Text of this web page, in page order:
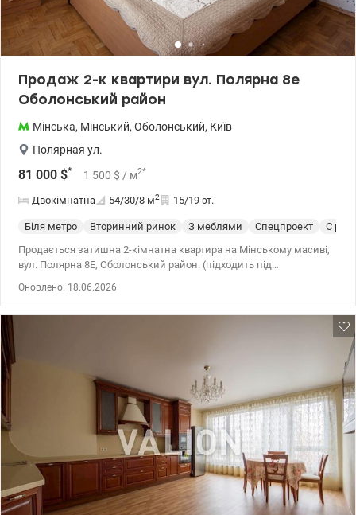
виглядом. Sport&Leisure: Сучасний фітнес-центр, власний
кінотеатр та дитяча кімната. Business& Service: Конференц-зал,
пральня та професійний консьєрж-сервіс 24/7. Obolon
Residences - це не просто нерухомість, це закрита екосистема
Валентина 0977893310 valion.ua/1152844
Продаж 2-к квартири вул. Полярна 8е
Оболонський район
Мінська, Мінський, Оболонський, Київ
Полярная ул.
81 000 $* 1 500 $ / м2*
Двокімнатна 54/30/8 м2 15/19 эт.
Біля метро Вторинний ринок З меблями Спецпроект
С
Продається затишна 2-кімнатна квартира на Мінському масиві,
вул. Полярна 8Е, Оболонський район. (підходить під
Довгий коридор - Кухня з виходом на балкон, з якого
відкривається гарний вид на місто. - Велика кімната з виходом
на лоджію - Спальна кімната - Ванна та санвузол окремі. У
квартирі: двозонний лічильник електроенергії (день/ніч), нові
лічильники на воду, частково замінена сантехніка Усі меблі та
техніка що на фото залишаються. Поруч з будинком є зупинка
громадського транспорту, до метро Героїв Дніпра або Мінська
близько 10 хвилин транспортом. У радіусі 500 м: магазини
аптеки лікарня школи та дитячі садочки. По вихідних поруч
проходить виїзний ярмарок. Недалеко знаходиться озеро
Оновлено: 18.06.2026